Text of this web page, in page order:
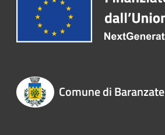
Comune di Baranzate